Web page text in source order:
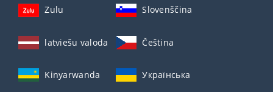
Zulu Slovenščina
latviešu valoda Čeština
Kinyarwanda Українська